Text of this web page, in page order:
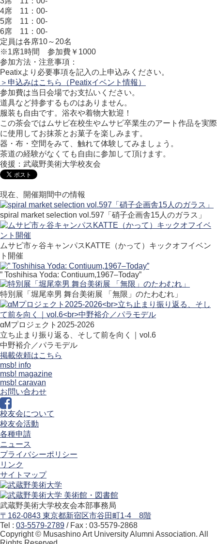
4席 11：00-
5席 11：00-
6席 11：00-
定員は各席10～20名
※1席1時間 参加費￥1000
参加方法・注意事項：
Peatixより必要事項を記入の上申込みください。
＞申込みはこちら（Peatixイベント情報）
参加費は当日会場でお支払いください。
道具など持参するものはありません。
服装も自由です。浴衣や着物大歓迎！
この茶会ではムサビ在校生やムサビ卒業生のアート作品を実際
に使用してお抹茶とお菓子を楽しみます。
器・布・空間をみて、触れて体験してみましょう。
茶道の経験がなくても自由に参加して頂けます。
後援：武蔵野美術大学校友会
現在、開催期間中の情報
spiral market selection vol.597「硝子企画舎15人のガラス」
ムサビ市ヶ谷キャンパスKATTE（かって）キックオフイベン
ト開催
” Toshihisa Yoda: Contiuum,1967–Today”
特別展「堀尾幸男 舞台美術展 「無限」のたわむれ」
αMプロジェクト2025-2026
立ち止まり振り返る、そして前を向く｜vol.6
中野裕介／パラモデル
掲載依頼はこちら
msb! info
msb! magazine
msb! caravan
お問い合わせ
校友会について
校友会活動
各種申請
ニュース
プライバシーポリシー
リンク
サイトマップ
武蔵野美術大学校友会本部事務局
〒162-0843 東京都新宿区市谷田町1-4 8階
Tel : 03-5579-2789 / Fax : 03-5579-2868
Copyright © Musashino Art University Alumni Association. All